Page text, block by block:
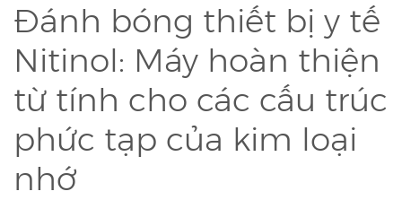
Đánh bóng thiết bị y tế
Nitinol: Máy hoàn thiện
từ tính cho các cấu trúc
phức tạp của kim loại
nhớ